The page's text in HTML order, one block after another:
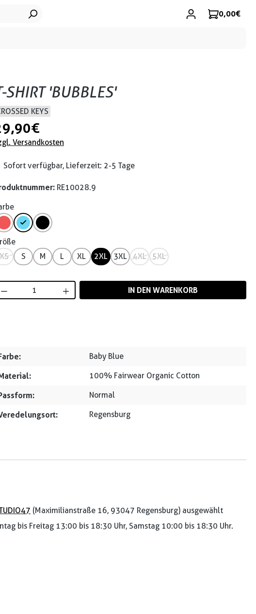
0,00 €
SHIRT 'BUBBLES'
KEYS
€
Versandkosten
Sofort verfügbar, Lieferzeit: 2-5 Tage
RE10028.9
S M L XL 2XL 3XL 4XL 5XL
Produkt Anzahl: Gib den gewünschten Wert ein
IN DEN WARENKORB
Baby Blue
100% Fairwear Organic Cotton
Normal
Regensburg
(Maximilianstraße 16, 93047 Regensburg) ausgewählt
bis Freitag 13:00 bis 18:30 Uhr, Samstag 10:00 bis 18:30 Uhr.